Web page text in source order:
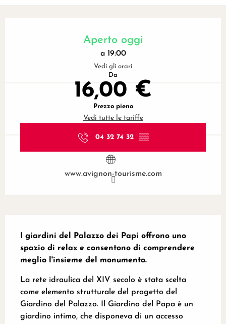
Aperto oggi
a 19:00
Vedi gli orari
Da
16,00 €
Prezzo pieno
Vedi tutte le tariffe
04 32 74 32 ▒▒
www.avignon-tourisme.com
I giardini del Palazzo dei Papi offrono uno
spazio di relax e consentono di comprendere
meglio l'insieme del monumento.
La rete idraulica del XIV secolo è stata scelta
come elemento strutturale del progetto del
Giardino del Palazzo. Il Giardino del Papa è un
giardino intimo, che disponeva di un accesso